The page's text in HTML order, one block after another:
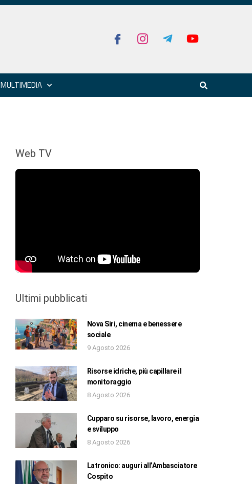
MULTIMEDIA
Web TV
Ultimi pubblicati
Nova Siri, cinema e benessere
sociale
9 Agosto 2026
Risorse idriche, più capillare il
monitoraggio
8 Agosto 2026
Cupparo su risorse, lavoro, energia
e sviluppo
8 Agosto 2026
Latronico: auguri all’Ambasciatore
Cospito